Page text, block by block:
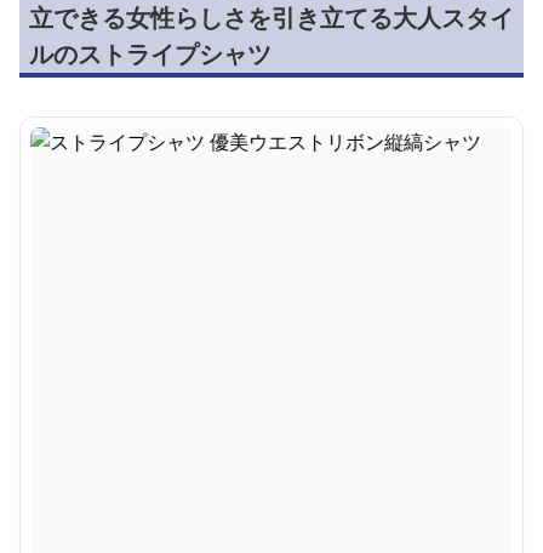
立できる女性らしさを引き立てる大人スタイ
ルのストライプシャツ